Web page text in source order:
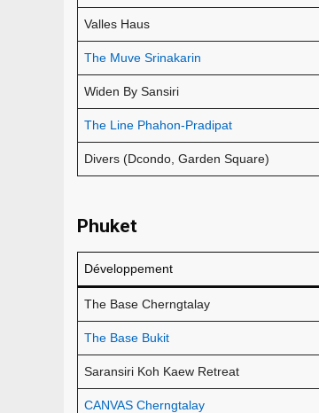
Valles Haus
The Muve Srinakarin
Widen By Sansiri
The Line Phahon-Pradipat
Divers (Dcondo, Garden Square)
Phuket
Développement
The Base Cherngtalay
The Base Bukit
Saransiri Koh Kaew Retreat
CANVAS Cherngtalay